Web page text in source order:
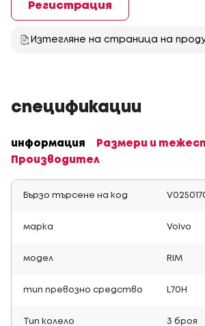
Регистрация
Изтегляне на страница на
спецификации
информация
Размери и
Производител
Бързо търсене на код
марка Volvo
модел RIM
тип превозно средство L70H
Тип колело 3 броя